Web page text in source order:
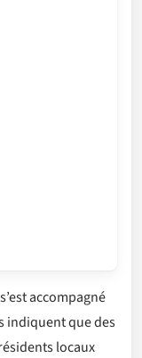
accompagné
indiquent que des
locaux